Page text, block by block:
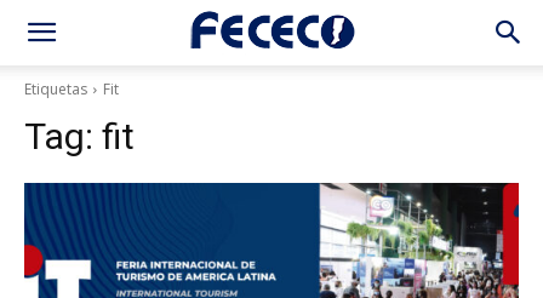
Etiquetas Fit
Tag: fit